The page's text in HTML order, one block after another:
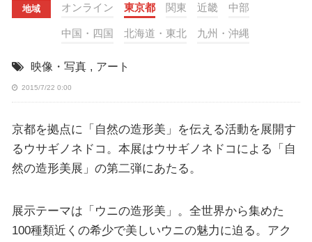
地域 オンライン 東京都 関東 近畿 中部
中国・四国 北海道・東北 九州・沖縄
映像・写真 , アート
2015/7/22 0:00
京都を拠点に「自然の造形美」を伝える活動を展開す
るウサギノネドコ。本展はウサギノネドコによる「自
然の造形美展」の第二弾にあたる。
展示テーマは「ウニの造形美」。全世界から集めた
100種類近くの希少で美しいウニの魅力に迫る。アク